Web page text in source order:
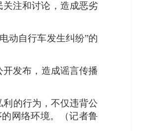
注和讨论，造成恶劣
动自行车发生纠纷”的
发布，造成谣言传播
的行为，不仅违背公
网络环境。
（记者鲁